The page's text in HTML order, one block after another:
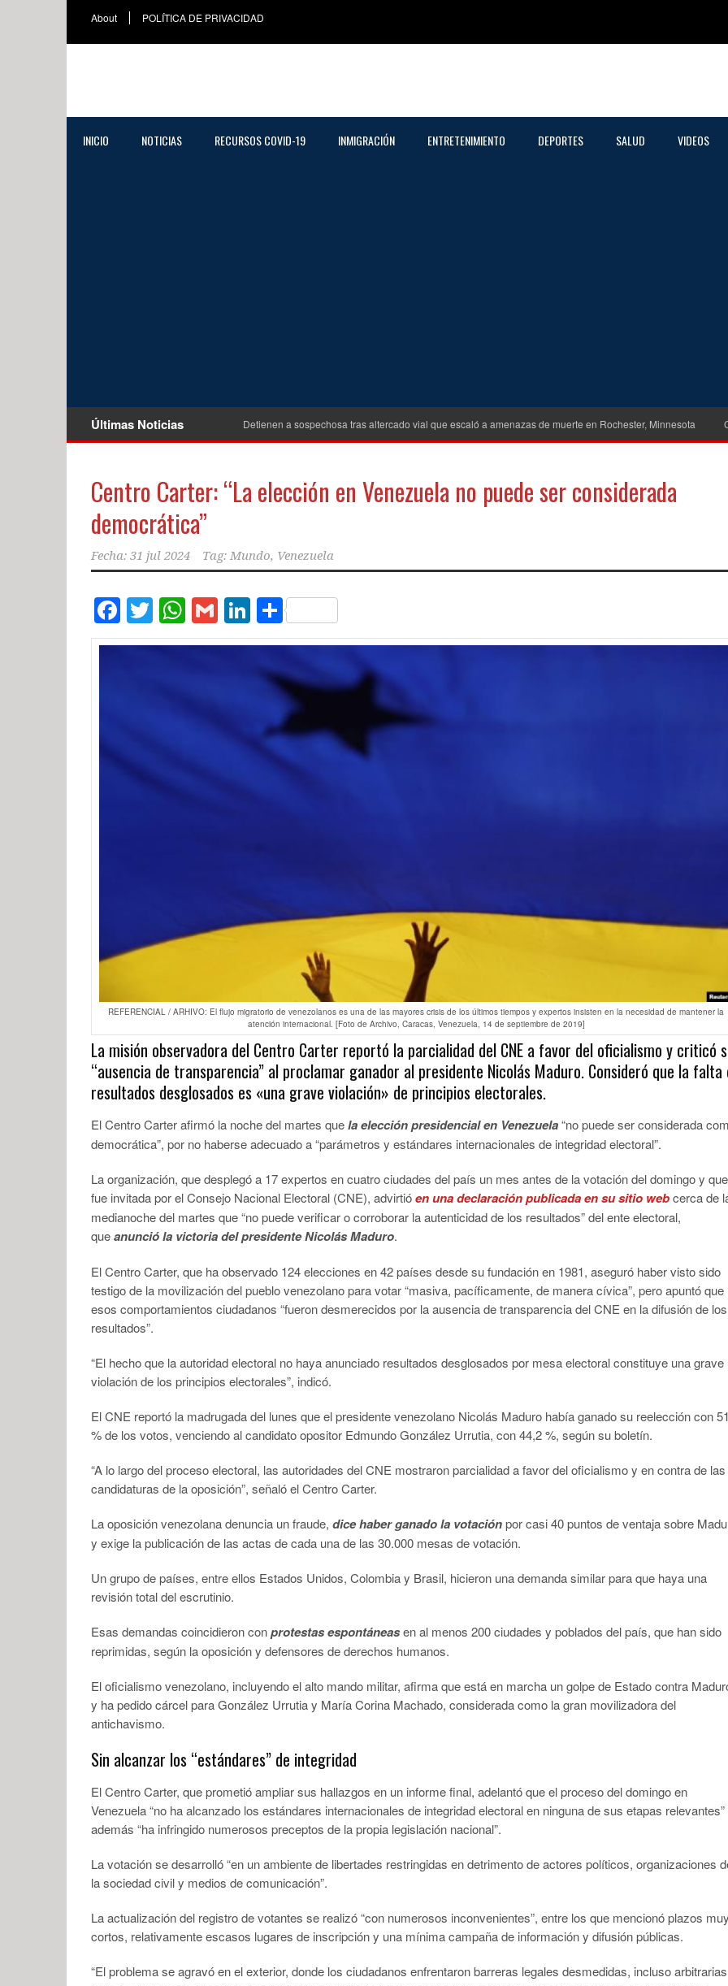
About POLÍTICA DE PRIVACIDAD
INICIO NOTICIAS RECURSOS COVID-19 INMIGRACIÓN ENTRETENIMIENTO DEPORTES SALUD VIDEOS
Últimas Noticias Detienen a sospechosa tras altercado vial que escaló a amenazas de muerte en Rochester, Minnesota
Centro Carter: “La elección en Venezuela no puede ser considerada
democrática”
Fecha: 31 jul 2024 Tag: Mundo, Venezuela
Facebook
Twitter
WhatsApp
GmailLinkedIn
Compartir
REFERENCIAL / ARHIVO: El flujo migratorio de venezolanos es una de las mayores crisis de los últimos tiempos y expertos insisten en la necesidad de mantener la
atención internacional. [Foto de Archivo, Caracas, Venezuela, 14 de septiembre de 2019]
La misión observadora del Centro Carter reportó la parcialidad del CNE a favor del oficialismo y criticó
“ausencia de transparencia” al proclamar ganador al presidente Nicolás Maduro. Consideró que la falta
resultados desglosados es «una grave violación» de principios electorales.
El Centro Carter afirmó la noche del martes quela elección presidencial en Venezuela“no puede ser considerada
democrática”, por no haberse adecuado a “parámetros y estándares internacionales de integridad electoral”.
La organización, que desplegó a 17 expertos en cuatro ciudades del país un mes antes de la votación del domingo y que
fue invitada por el Consejo Nacional Electoral (CNE), advirtióen una declaración publicada en su sitio webcerca de
medianoche del martes que “no puede verificar o corroborar la autenticidad de los resultados” del ente electoral,
queanunció la victoria del presidente Nicolás Maduro.
El Centro Carter, que ha observado 124 elecciones en 42 países desde su fundación en 1981, aseguró haber visto sido
testigo de la movilización del pueblo venezolano para votar “masiva, pacíficamente, de manera cívica”, pero apuntó que
esos comportamientos ciudadanos “fueron desmerecidos por la ausencia de transparencia del CNE en la difusión de los
resultados”.
“El hecho que la autoridad electoral no haya anunciado resultados desglosados por mesa electoral constituye una grave
violación de los principios electorales”, indicó.
El CNE reportó la madrugada del lunes que el presidente venezolano Nicolás Maduro había ganado su reelección con
% de los votos, venciendo al candidato opositor Edmundo González Urrutia, con 44,2 %, según su boletín.
“A lo largo del proceso electoral, las autoridades del CNE mostraron parcialidad a favor del oficialismo y en contra de las
candidaturas de la oposición”, señaló el Centro Carter.
La oposición venezolana denuncia un fraude, dice haber ganado la votaciónpor casi 40 puntos de ventaja sobre
y exige la publicación de las actas de cada una de las 30.000 mesas de votación.
Un grupo de países, entre ellos Estados Unidos, Colombia y Brasil, hicieron una demanda similar para que haya una
revisión total del escrutinio.
Esas demandas coincidieron conprotestas espontáneasen al menos 200 ciudades y poblados del país, que han sido
reprimidas, según la oposición y defensores de derechos humanos.
El oficialismo venezolano, incluyendo el alto mando militar, afirma que está en marcha un golpe de Estado contra
y ha pedido cárcel para González Urrutia y María Corina Machado, considerada como la gran movilizadora del
antichavismo.
Sin alcanzar los “estándares” de integridad
El Centro Carter, que prometió ampliar sus hallazgos en un informe final, adelantó que el proceso del domingo en
Venezuela “no ha alcanzado los estándares internacionales de integridad electoral en ninguna de sus etapas relevantes”
además “ha infringido numerosos preceptos de la propia legislación nacional”.
La votación se desarrolló “en un ambiente de libertades restringidas en detrimento de actores políticos, organizaciones
la sociedad civil y medios de comunicación”.
La actualización del registro de votantes se realizó “con numerosos inconvenientes”, entre los que mencionó plazos muy
cortos, relativamente escasos lugares de inscripción y una mínima campaña de información y difusión públicas.
“El problema se agravó en el exterior, donde los ciudadanos enfrentaron barreras legales desmedidas, incluso